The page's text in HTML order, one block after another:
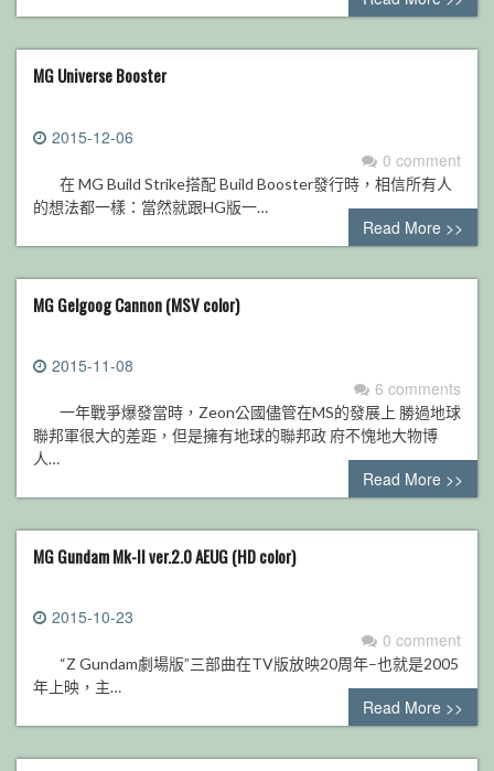
MG Universe Booster
2015-12-06
0 comment
在 MG Build Strike搭配 Build Booster發行時，相信所有人
的想法都一樣：當然就跟HG版一…
Read More >>
MG Gelgoog Cannon (MSV color)
2015-11-08
6 comments
一年戰爭爆發當時，Zeon公國儘管在MS的發展上 勝過地球
聯邦軍很大的差距，但是擁有地球的聯邦政 府不愧地大物博
人…
Read More >>
MG Gundam Mk-II ver.2.0 AEUG (HD color)
2015-10-23
0 comment
“Z Gundam劇場版”三部曲在TV版放映20周年–也就是2005
年上映，主…
Read More >>